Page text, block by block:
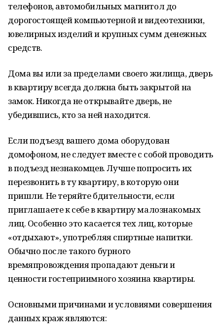
телефонов, автомобильных магнитол до
дорогостоящей компьютерной и видеотехники,
ювелирных изделий и крупных сумм денежных
средств.
Дома вы или за пределами своего жилища, дверь
в квартиру всегда должна быть закрытой на
замок. Никогда не открывайте дверь, не
убедившись, кто за ней находится.
Если подъезд вашего дома оборудован
домофоном, не следует вместе с собой проводить
в подъезд незнакомцев. Лучше попросить их
перезвонить в ту квартиру, в которую они
пришли. Не теряйте бдительности, если
приглашаете к себе в квартиру малознакомых
лиц. Особенно это касается тех лиц, которые
«отдыхают», употребляя спиртные напитки.
Обычно после такого бурного
времяпровождения пропадают деньги и
ценности гостеприимного хозяина квартиры.
Основными причинами и условиями совершения
данных краж являются: